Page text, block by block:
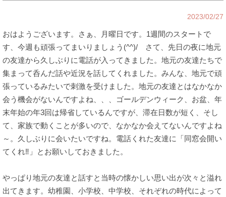
2023/02/27
おはようございます。さぁ、月曜日です。1週間のスタートで
す、今週も頑張ってまいりましょう(^^)/ さて、先日の夜に地元
の友達から久しぶりに電話が入ってきました。地元の友達たちで
集まって呑んだ話や近況を話してくれました。みんな、地元で頑
張っているみたいで刺激を受けました。地元の友達とはなかなか
会う機会がないんですよね、、、ゴールデンウィーク、お盆、年
末年始の年3回は帰省しているんですが、滞在日数が短く、そし
て、家族で動くことが多いので、なかなか会えてないんですよね
～。久しぶりに会いたいですね。電話くれた友達に「同窓会開い
てくれ‼」とお願いしておきました。
やっぱり地元の友達と話すと当時の懐かしい思い出が次々と溢れ
出てきます。幼稚園、小学校、中学校、それぞれの時代によって